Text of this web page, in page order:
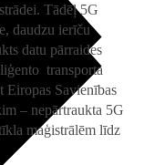
Tādēļ 5G
daudzu ierīču
datu pārraides
transporta
Eiropas Savienības
– nepārtraukta 5G
maģistrālēm līdz